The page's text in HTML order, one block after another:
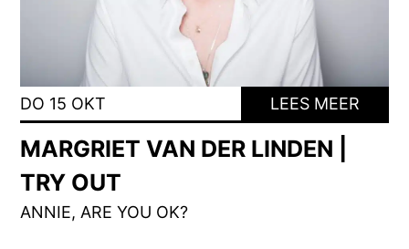
DO 15 OKT LEES MEER
MARGRIET VAN DER LINDEN |
TRY OUT
ANNIE, ARE YOU OK?